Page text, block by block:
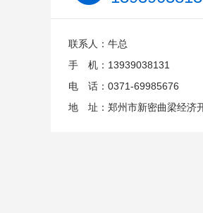
联系人：牛总
手 机：13939038131
电 话：0371-69985676
地 址：郑州市新密曲梁经济